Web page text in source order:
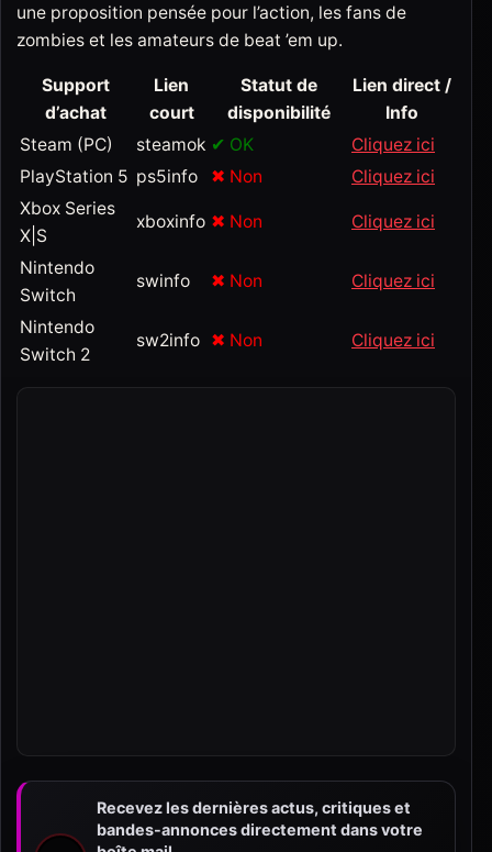
une proposition pensée pour l’action, les fans de
zombies et les amateurs de beat ’em up.
Support
d’achat
Lien
court
Statut de
disponibilité
Lien direct /
Info
Steam (PC)
steamok ✔ OK
Cliquez ici
PlayStation 5 ps5info ✖ Non
Cliquez ici
Xbox Series
X|S
xboxinfo ✖ Non Cliquez ici
Nintendo
Switch
swinfo ✖ Non Cliquez ici
Nintendo
Switch 2
sw2info ✖ Non Cliquez ici
Recevez les dernières actus, critiques et
bandes-annonces directement dans votre